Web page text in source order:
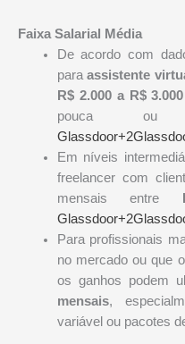
Faixa Salarial Média
De acordo com
paraassistente
R$ 2.000 a R$
pouca ou
Em níveis
freelancer com
mensais entre
Para profissionais
no mercado ou que
os ganhos podem
mensais,
variável ou pacotes